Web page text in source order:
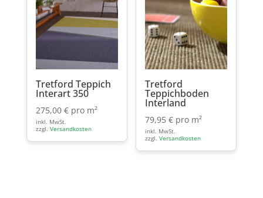
Tretford Teppich
Interart 350
275,00 € pro m²
inkl. MwSt.
zzgl. Versandkosten
Tretford
Teppichboden
Interland
79,95€ pro m²
inkl. MwSt.
zzgl.Versandkosten